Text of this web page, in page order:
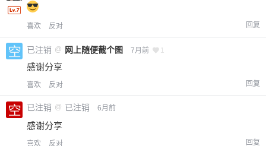
喜欢 反对 回复
已注销 @ 网上随便截个图 7月前 1
感谢分享
喜欢 反对 回复
已注销 @ 已注销 6月前
感谢分享
喜欢 反对 回复